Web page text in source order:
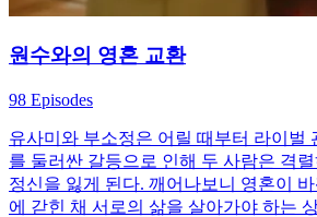
원수와의 영혼 교환
98 Episodes
유사미와 부소정은 어릴 때부터 라이벌
를 둘러싼 갈등으로 인해 두 사람은 격렬
정신을 잃게 된다. 깨어나보니 영혼이
에 갇힌 채 서로의 삶을 살아가야 하는